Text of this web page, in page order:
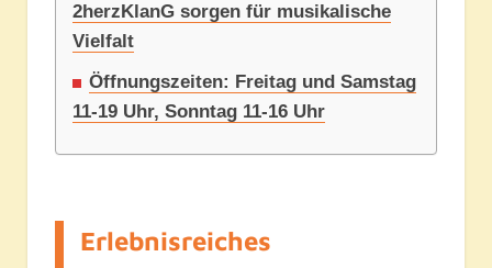
2herzKlanG sorgen für musikalische
Vielfalt
Öffnungszeiten: Freitag und Samstag
11-19 Uhr, Sonntag 11-16 Uhr
Erlebnisreiches